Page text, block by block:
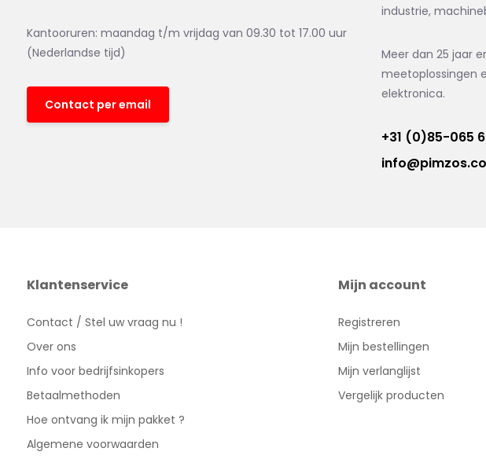
Kantooruren: maandag t/m vrijdag van 09.30 tot 17.00 uur
(Nederlandse tijd)
Contact per email
industrie,
Meer dan 25 jaar
meetoplossingen
elektronica.
+31 (0)85-065
Klantenservice
Contact / Stel uw vraag nu !
Over ons
Info voor bedrijfsinkopers
Betaalmethoden
Hoe ontvang ik mijn pakket ?
Algemene voorwaarden
Mijn account
Registreren
Mijn bestellingen
Mijn verlanglijst
Vergelijk producten